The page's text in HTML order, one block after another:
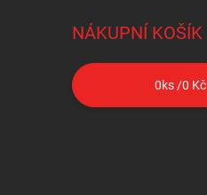
NÁKUPNÍ KOŠÍK
0ks /0 Kč